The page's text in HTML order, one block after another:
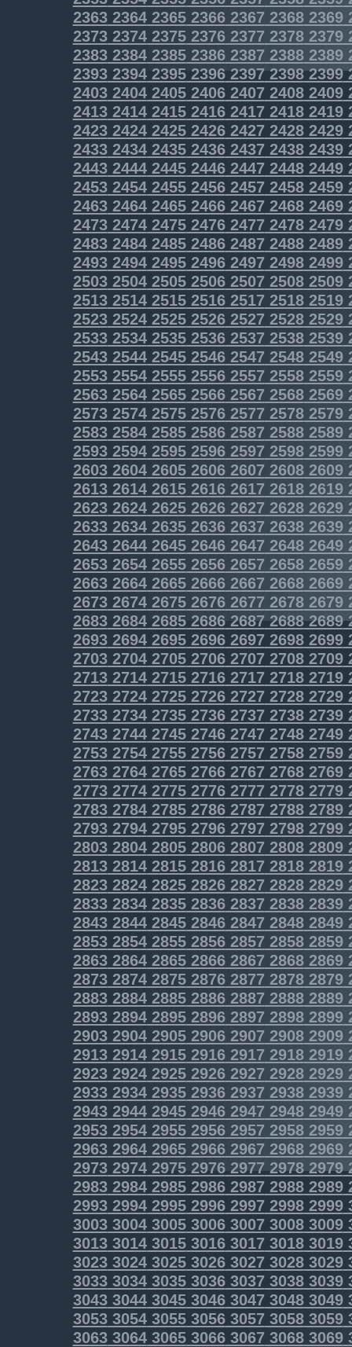
23632364236523662367 23682369
23732374237523762377 23782379
23832384238523862387 23882389
2393239423952396239723982399
2403240424052406240724082409
2413241424152416241724182419
2423242424252426242724282429
2433243424352436243724382439
2443244424452446244724482449
2453245424552456245724582459
2463246424652466246724682469
2473247424752476247724782479
2483248424852486248724882489
2493249424952496249724982499
2503250425052506250725082509
2513251425152516251725182519
2523252425252526252725282529
2533253425352536253725382539
2543254425452546254725482549
2553255425552556255725582559
25632564256525662567 25682569
25732574257525762577 25782579
25832584258525862587 25882589
2593259425952596259725982599
2603260426052606260726082609
26132614261526162617 26182619
26232624262526262627 26282629
26332634263526362637 26382639
26432644264526462647 26482649
26532654265526562657 26582659
26632664266526662667 26682669
26732674267526762677 26782679
2683268426852686268726882689
2693269426952696269726982699
2703270427052706270727082709
2713271427152716271727182719
2723272427252726272727282729
2733273427352736273727382739
2743274427452746274727482749
2753275427552756275727582759
2763276427652766276727682769
2773277427752776277727782779
2783278427852786278727882789
2793279427952796279727982799
2803280428052806280728082809
2813281428152816281728182819
2823282428252826282728282829
2833283428352836283728382839
2843284428452846284728482849
28532854285528562857 28582859
28632864286528662867 28682869
28732874287528762877 28782879
2883288428852886288728882889
2893289428952896289728982899
2903290429052906290729082909
29132914291529162917 29182919
29232924292529262927 29282929
29332934293529362937 29382939
29432944294529462947 29482949
29532954295529562957 29582959
29632964296529662967 29682969
2973297429752976297729782979
2983298429852986298729882989
2993299429952996299729982999
3003300430053006300730083009
3013301430153016301730183019
3023302430253026302730283029
3033303430353036303730383039
3043304430453046304730483049
3053305430553056305730583059
3063306430653066306730683069